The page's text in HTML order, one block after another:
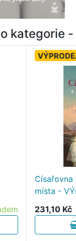
kategorie -
Císařovna
místa -
231,10 Kč